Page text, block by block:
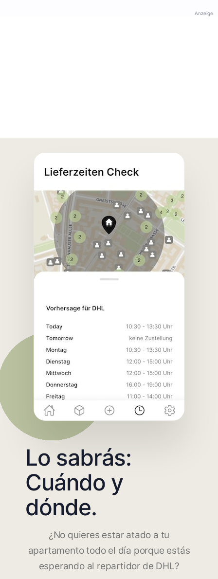
Anzeige
Lo sabrás:
Cuándo y
dónde.
¿No quieres estar atado a tu
apartamento todo el día porque estás
esperando al repartidor de DHL?